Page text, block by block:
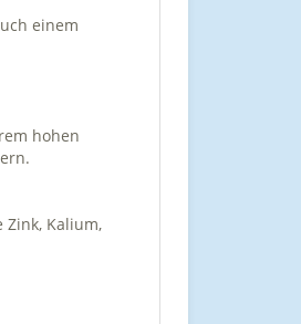
einem
hohen
Zink, Kalium,